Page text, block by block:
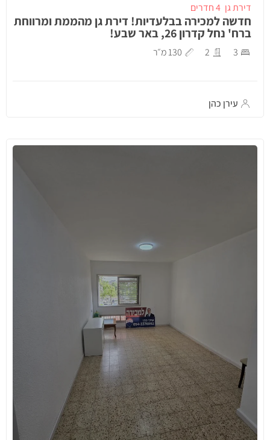
דירת גן 4 חדרים
חדשה למכירה בבלעדיות! דירת גן מהממת ומרווחת
ברח' נחל קדרון 26, באר שבע!
3
2 130 מ״ר
עירן כהן